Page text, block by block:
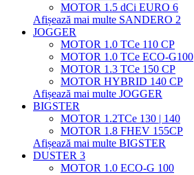
MOTOR 1.5 dCi EURO 6
Afișează mai multe SANDERO 2
JOGGER
MOTOR 1.0 TCe 110 CP
MOTOR 1.0 TCe ECO-G100
MOTOR 1.3 TCe 150 CP
MOTOR HYBRID 140 CP
Afișează mai multe JOGGER
BIGSTER
MOTOR 1.2TCe 130 | 140
MOTOR 1.8 FHEV 155CP
Afișează mai multe BIGSTER
DUSTER 3
MOTOR 1.0 ECO-G 100